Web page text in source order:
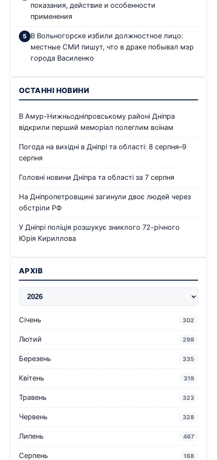
показания, действие и особенности
применения
В Вольногорске избили должностное лицо:
местные СМИ пишут, что в драке побывал мэр
города Василенко
ОСТАННІ НОВИНИ
В Амур-Нижньодніпровському районі Дніпра
відкрили перший меморіал полеглим воїнам
Погода на вихідні в Дніпрі та області: 8 серпня–9
серпня
Головні новини Дніпра та області за 7 серпня
На Дніпропетровщині загинули двоє людей через
обстріли РФ
У Дніпрі поліція розшукує зниклого 72-річного
Юрія Кириллова
АРХІВ
Січень 302
Лютий 298
Березень 335
Квітень 319
Травень 323
Червень 328
Липень 467
Серпень 168